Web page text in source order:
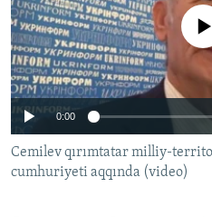
FİKİR
Русский
Українською
QOŞULIÑIZ!
No media source
0:00
Cemilev qırımtatar milliy-
cumhuriyeti aqqında (video)